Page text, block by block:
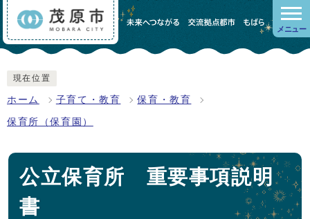
メニュー
現在位置
ホーム 子育て・教育 保育・教育
保育所（保育園）
公立保育所 重要事項説明
書